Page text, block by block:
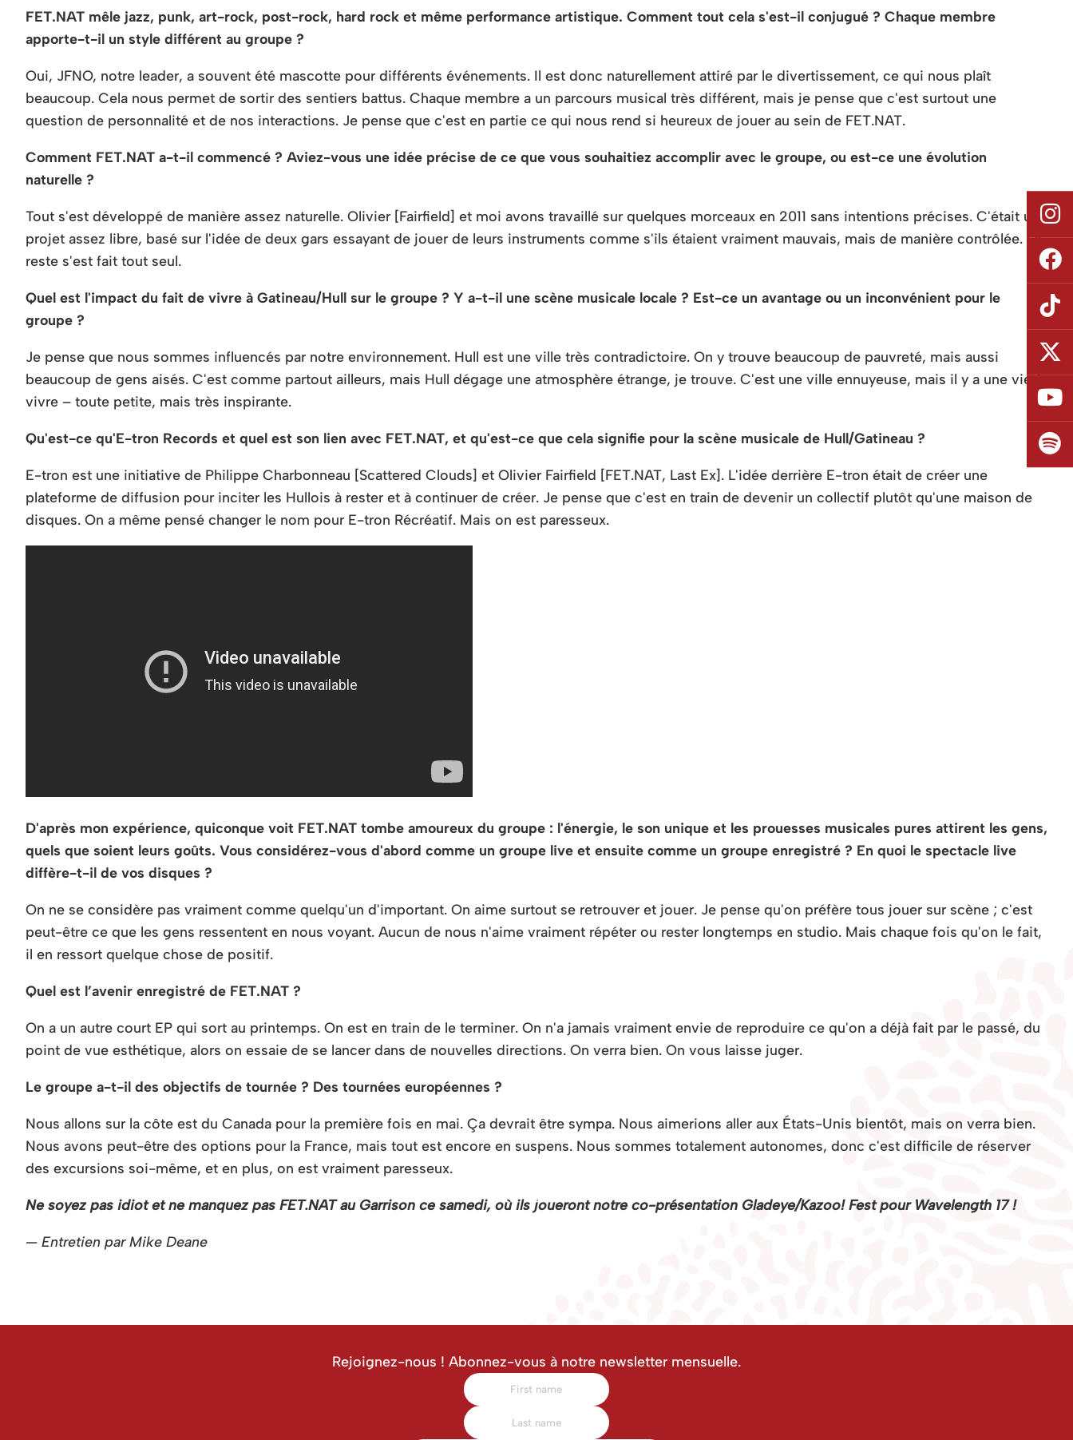
FET.NAT mêle jazz, punk, art-rock, post-rock, hard rock et même performance artistique. Comment tout cela s'est-il conjugué ? Chaque membre
apporte-t-il un style différent au groupe ?
Oui, JFNO, notre leader, a souvent été mascotte pour différents événements. Il est donc naturellement attiré par le divertissement, ce qui nous plaît
beaucoup. Cela nous permet de sortir des sentiers battus. Chaque membre a un parcours musical très différent, mais je pense que c'est surtout une
question de personnalité et de nos interactions. Je pense que c'est en partie ce qui nous rend si heureux de jouer au sein de FET.NAT.
Comment FET.NAT a-t-il commencé ? Aviez-vous une idée précise de ce que vous souhaitiez accomplir avec le groupe, ou est-ce une évolution
naturelle ?
Tout s'est développé de manière assez naturelle. Olivier [Fairfield] et moi avons travaillé sur quelques morceaux en 2011 sans intentions précises. C'était un
projet assez libre, basé sur l'idée de deux gars essayant de jouer de leurs instruments comme s'ils étaient vraiment mauvais, mais de manière contrôlée. Le
reste s'est fait tout seul.
Quel est l'impact du fait de vivre à Gatineau/Hull sur le groupe ? Y a-t-il une scène musicale locale ? Est-ce un avantage ou un inconvénient pour le
groupe ?
Je pense que nous sommes influencés par notre environnement. Hull est une ville très contradictoire. On y trouve beaucoup de pauvreté, mais aussi
beaucoup de gens aisés. C'est comme partout ailleurs, mais Hull dégage une atmosphère étrange, je trouve. C'est une ville ennuyeuse, mais il y a une vie à
vivre – toute petite, mais très inspirante.
Qu'est-ce qu'E-tron Records et quel est son lien avec FET.NAT, et qu'est-ce que cela signifie pour la scène musicale de Hull/Gatineau ?
E-tron est une initiative de Philippe Charbonneau [Scattered Clouds] et Olivier Fairfield [FET.NAT, Last Ex]. L'idée derrière E-tron était de créer une
plateforme de diffusion pour inciter les Hullois à rester et à continuer de créer. Je pense que c'est en train de devenir un collectif plutôt qu'une maison de
disques. On a même pensé changer le nom pour E-tron Récréatif. Mais on est paresseux.
D'après mon expérience, quiconque voit FET.NAT tombe amoureux du groupe : l'énergie, le son unique et les prouesses musicales pures attirent les gens,
quels que soient leurs goûts. Vous considérez-vous d'abord comme un groupe live et ensuite comme un groupe enregistré ? En quoi le spectacle live
diffère-t-il de vos disques ?
On ne se considère pas vraiment comme quelqu'un d'important. On aime surtout se retrouver et jouer. Je pense qu'on préfère tous jouer sur scène ; c'est
peut-être ce que les gens ressentent en nous voyant. Aucun de nous n'aime vraiment répéter ou rester longtemps en studio. Mais chaque fois qu'on le fait,
il en ressort quelque chose de positif.
Quel est l’avenir enregistré de FET.NAT ?
On a un autre court EP qui sort au printemps. On est en train de le terminer. On n'a jamais vraiment envie de reproduire ce qu'on a déjà fait par le passé, du
point de vue esthétique, alors on essaie de se lancer dans de nouvelles directions. On verra bien. On vous laisse juger.
Le groupe a-t-il des objectifs de tournée ? Des tournées européennes ?
Nous allons sur la côte est du Canada pour la première fois en mai. Ça devrait être sympa. Nous aimerions aller aux États-Unis bientôt, mais on verra bien.
Nous avons peut-être des options pour la France, mais tout est encore en suspens. Nous sommes totalement autonomes, donc c'est difficile de réserver
des excursions soi-même, et en plus, on est vraiment paresseux.
Ne soyez pas idiot et ne manquez pas FET.NAT au Garrison ce samedi, où ils joueront notre co-présentation Gladeye/Kazoo! Fest pour Wavelength 17 !
— Entretien par Mike Deane
Rejoignez-nous ! Abonnez-vous à notre newsletter mensuelle.